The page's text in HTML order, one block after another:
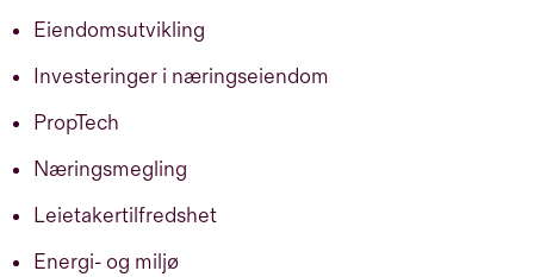
Eiendomsutvikling
Investeringer i næringseiendom
PropTech
Næringsmegling
Leietakertilfredshet
Energi- og miljø